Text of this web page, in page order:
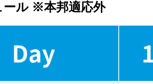
ール ※本邦適応外